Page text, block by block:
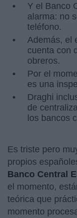
Y el Banco
alarma: no
teléfono.
Además, el
cuenta con
obreros.
Por el
es una
Draghi
de
los bancos
Es triste pero
propios
Banco Central
el momento,
teórica que
momento